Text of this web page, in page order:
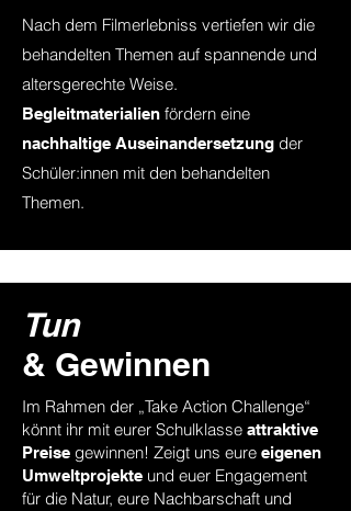
Nach dem Filmerlebniss vertiefen wir die
behandelten Themen auf spannende und
altersgerechte Weise.
Begleitmaterialien fördern eine
nachhaltige Auseinandersetzung der
Schüler:innen mit den behandelten
Themen.
Tun
& Gewinnen
Im Rahmen der „Take Action Challenge“
könnt ihr mit eurer Schulklasse attraktive
Preise gewinnen! Zeigt uns eure eigenen
Umweltprojekte und euer Engagement
für die Natur, eure Nachbarschaft und